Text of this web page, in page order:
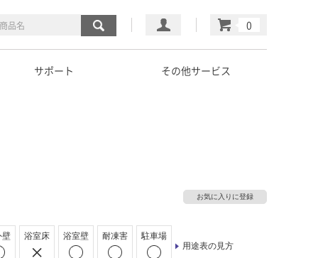
マイページ
カート
サポート その他サービス
お気に入りに登録
壁 浴室床 浴室壁 耐凍害
駐車場
用途表の見方